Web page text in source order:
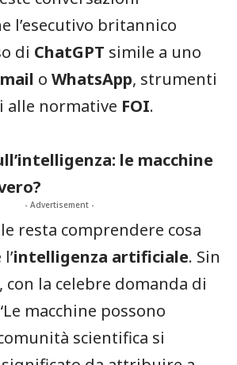
l’esecutivo britannico
di ChatGPT simile a uno
o WhatsApp, strumenti
alle normative FOI.
le macchine
- Advertisement -
resta comprendere cosa
intelligenza artificiale. Sin
con la celebre domanda di
macchine possono
scientifica si